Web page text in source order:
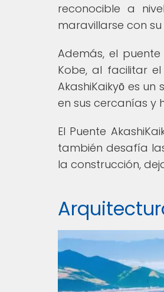
reconocible a
maravillarse con
Además, el
Kobe, al facilitar
AkashiKaikyō es
en sus cercanías y
El Puente
también desafía
la construcción,